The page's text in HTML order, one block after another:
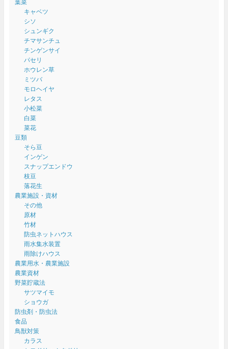
キャベツ
シソ
シュンギク
チマサンチュ
チンゲンサイ
パセリ
ホウレン草
ミツバ
モロヘイヤ
レタス
小松菜
白菜
菜花
豆類
そら豆
インゲン
スナップエンドウ
枝豆
落花生
農業施設・資材
その他
原材
竹材
防虫ネットハウス
雨水集水装置
雨除けハウス
農業用水・農業施設
農業資材
野菜貯蔵法
サツマイモ
ショウガ
防虫剤・防虫法
食品
鳥獣対策
カラス